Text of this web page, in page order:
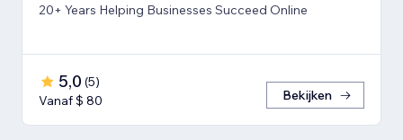
20+ Years Helping Businesses Succeed Online
5,0 (5)
Vanaf $ 80
Bekijken